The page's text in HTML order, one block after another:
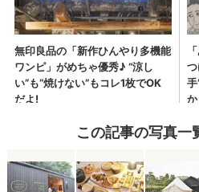
この記事の写真一